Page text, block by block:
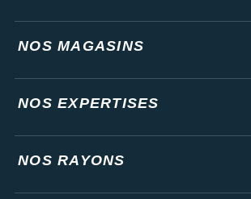
NOS MAGASINS
NOS EXPERTISES
NOS RAYONS